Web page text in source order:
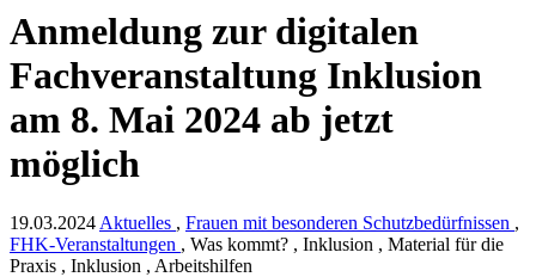
Anmeldung zur digitalen
Fachveranstaltung Inklusion
am 8. Mai 2024 ab jetzt
möglich
19.03.2024 Aktuelles , Frauen mit besonderen Schutzbedürfnissen ,
FHK-Veranstaltungen , Was kommt? , Inklusion , Material für die
Praxis , Inklusion , Arbeitshilfen